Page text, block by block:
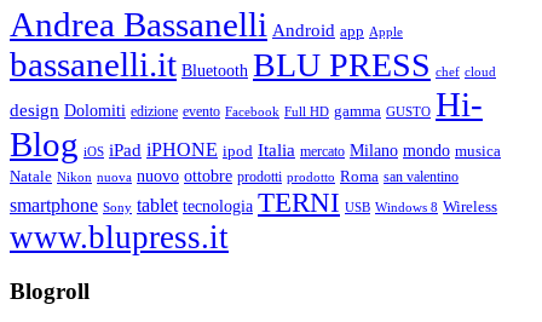
Andrea Bassanelli Android app Apple
bassanelli.it Bluetooth BLU PRESS chef cloud
design Dolomiti edizione evento Facebook Full HD gamma GUSTO Hi-
Blog iOS iPad iPHONE ipod Italia mercato Milano mondo musica
Natale Nikon nuova nuovo ottobre prodotti prodotto Roma san valentino
smartphone Sony tablet tecnologia TERNI USB Windows 8 Wireless
www.blupress.it
Blogroll